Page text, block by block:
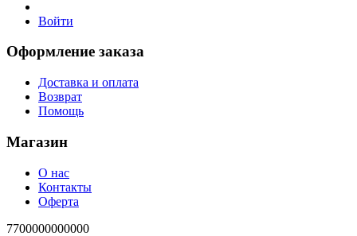
Войти
Оформление заказа
Доставка и оплата
Возврат
Помощь
Магазин
О нас
Контакты
Оферта
7700000000000